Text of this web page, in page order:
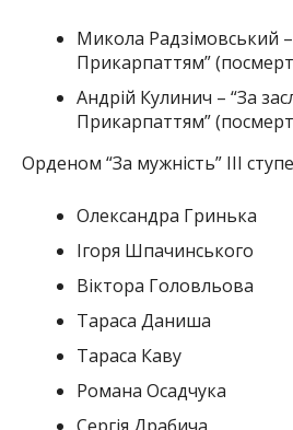
Микола Радзімовський –
Прикарпаттям”
Андрій Кулинич – “За
Прикарпаттям”
Орденом “За мужність” III
Олександра Гринька
Ігоря Шпачинського
Віктора Головльова
Тараса Даниша
Тараса Каву
Романа Осадчука